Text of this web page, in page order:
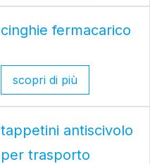
cinghie fermacarico
scopri di più
tappetini antiscivolo
per trasporto